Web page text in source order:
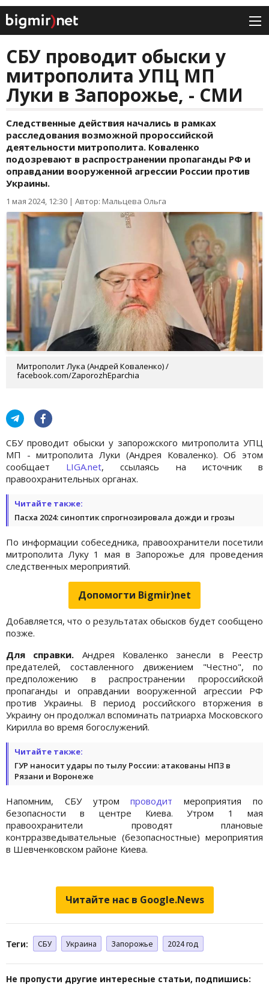
СБУ проводит обыски у
митрополита УПЦ МП
Луки в Запорожье, - СМИ
Следственные действия начались в рамках
расследования возможной пророссийской
деятельности митрополита. Коваленко
подозревают в распространении пропаганды РФ и
оправдании вооруженной агрессии России против
Украины.
1 мая 2024, 12:30 | Автор: Мальцева Ольга
Митрополит Лука (Андрей Коваленко) /
facebook.com/ZaporozhEparchia
СБУ проводит обыски у запорожского митрополита УПЦ
МП - митрополита Луки (Андрея Коваленко). Об этом
сообщает LIGA.net, ссылаясь на источник в
правоохранительных органах.
Читайте также:
Пасха 2024: синоптик спрогнозировала дожди и грозы
По информации собеседника, правоохранители посетили
митрополита Луку 1 мая в Запорожье для проведения
следственных мероприятий.
Допомогти Bigmir)net
Добавляется, что о результатах обысков будет сообщено
позже.
Для справки. Андрея Коваленко занесли в Реестр
предателей, составленного движением "Честно", по
предположению в распространении пророссийской
пропаганды и оправдании вооруженной агрессии РФ
против Украины. В период российского вторжения в
Украину он продолжал вспоминать патриарха Московского
Кирилла во время богослужений.
Читайте также:
ГУР наносит удары по тылу России: атакованы НПЗ в
Рязани и Воронеже
Напомним, СБУ утромпроводит мероприятия по
безопасности в центре Киева. Утром 1 мая
правоохранители проводят плановые
контрразведывательные (безопасностные) мероприятия
в Шевченковском районе Киева.
Читайте нас в Google.News
Теги: СБУ Украина Запорожье 2024 год
Не пропусти другие интересные статьи, подпишись: